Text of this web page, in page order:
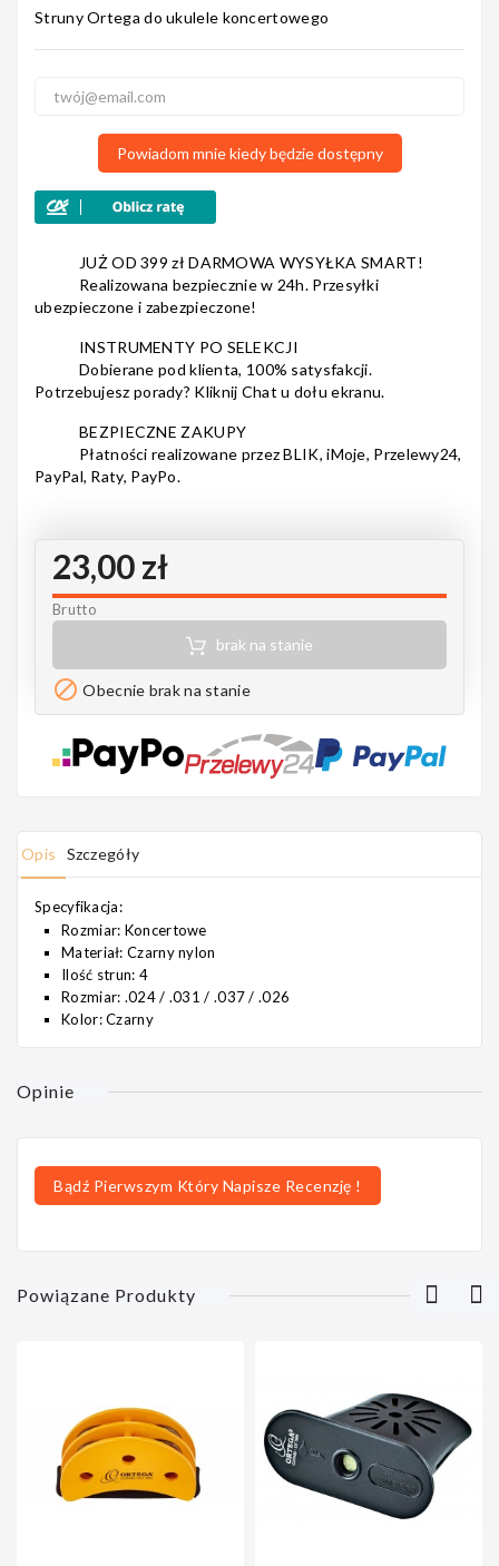
Nagłośnienie
Kursy/Szkolenia
Rainbow
MAHILELE
Ortega
Usługi
Struny Ortega do ukulele koncertowego
Powiadom mnie kiedy będzie dostępny
JUŻ OD 399 zł DARMOWA WYSYŁKA SMART!
Realizowana bezpiecznie w 24h. Przesyłki
ubezpieczone i zabezpieczone!
INSTRUMENTY PO SELEKCJI
Dobierane pod klienta, 100% satysfakcji.
Potrzebujesz porady? Kliknij Chat u dołu ekranu.
BEZPIECZNE ZAKUPY
Płatności realizowane przez BLIK, iMoje, Przelewy24,
PayPal, Raty, PayPo.
23,00 zł
Brutto
brak na stanie
 Obecnie brak na stanie
Opis Szczegóły
Specyfikacja:
Rozmiar: Koncertowe
Materiał: Czarny nylon
Ilość strun: 4
Rozmiar: .024 / .031 / .037 / .026
Kolor: Czarny
Opinie
Bądź Pierwszym Który Napisze Recenzję !
Powiązane Produkty